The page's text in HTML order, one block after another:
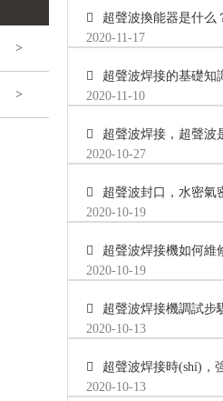
超聲波換能器是什么
2020-11-17
超聲波焊接的基礎知
2020-11-10
超聲波焊接，超聲
2020-10-27
超聲波封口，水密氣
2020-10-19
超聲波焊接機如何維
2020-10-19
超聲波焊接機調試步
2020-10-13
超聲波焊接時(shí)，
2020-10-13